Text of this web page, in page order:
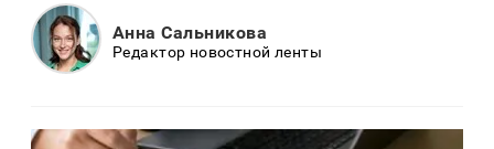
Анна Сальникова
Редактор новостной ленты